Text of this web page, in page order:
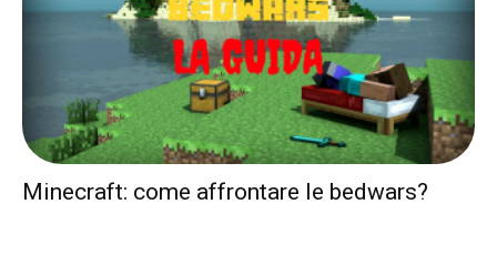
Minecraft: come affrontare le bedwars?